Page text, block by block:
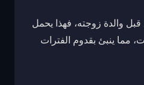
والدة زوجته، فهذا يحمل
مما ينبئ بقدوم الفترات